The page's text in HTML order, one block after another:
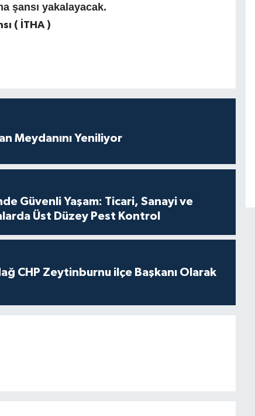
şansı yakalayacak.
( İTHA )
Meydanını Yeniliyor
Güvenli Yaşam: Ticari, Sanayi ve
Üst Düzey Pest Kontrol
CHP Zeytinburnu ilçe Başkanı Olarak